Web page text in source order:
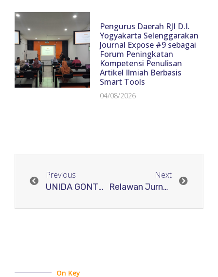
Pengurus Daerah RJI D.I.
Yogyakarta Selenggarakan
Journal Expose #9 sebagai
Forum Peningkatan
Kompetensi Penulisan
Artikel Ilmiah Berbasis
Smart Tools
04/08/2026
Previous
UNIDA GONTOR Menuju Akreditasi Jurnal Nasional Dan Internasional
Next
Relawan Jurnal Indonesia WIlayah Aceh Adakan Workshop
On Key